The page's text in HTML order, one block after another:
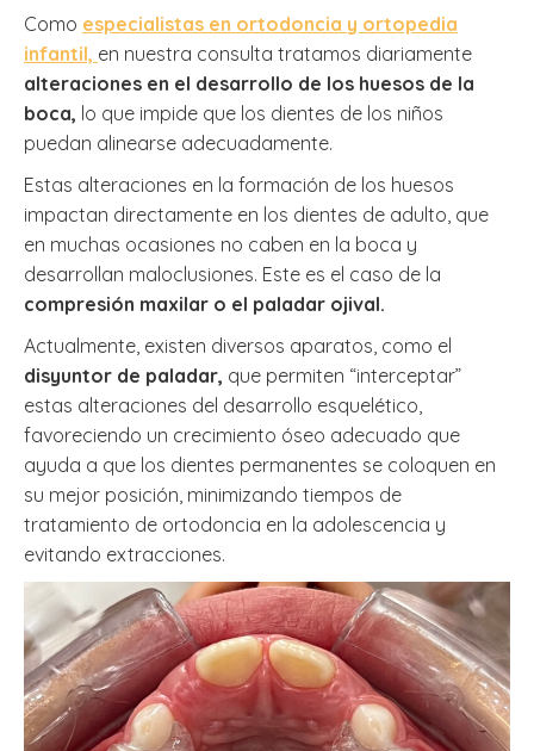
Como especialistas en ortodoncia y ortopedia
infantil, en nuestra consulta tratamos diariamente
alteraciones en el desarrollo de los huesos de la
boca, lo que impide que los dientes de los niños
puedan alinearse adecuadamente.
Estas alteraciones en la formación de los huesos
impactan directamente en los dientes de adulto, que
en muchas ocasiones no caben en la boca y
desarrollan maloclusiones. Este es el caso de la
compresión maxilar o el paladar ojival.
Actualmente, existen diversos aparatos, como el
disyuntor de paladar, que permiten “interceptar”
estas alteraciones del desarrollo esquelético,
favoreciendo un crecimiento óseo adecuado que
ayuda a que los dientes permanentes se coloquen en
su mejor posición, minimizando tiempos de
tratamiento de ortodoncia en la adolescencia y
evitando extracciones.